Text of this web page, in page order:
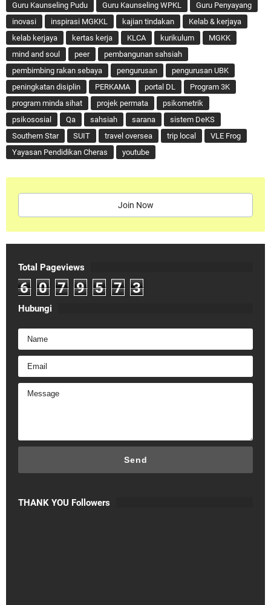
Guru Kaunseling Pudu
Guru Kaunseling WPKL
Guru Penyayang
inovasi
inspirasi MGKKL kajian tindakan
Kelab & kerjaya
kelab kerjaya
kertas kerja KLCA kurikulum
MGKK
mind and soul
peer
pembangunan sahsiah
pembimbing rakan sebaya
pengurusan
pengurusan UBK
peningkatan disiplin
PERKAMA portal DL
Program 3K
program minda sihat
projek permata
psikometrik
psikososial
Qa sahsiah sarana
sistem DeKS
Southern Star
SUIT travel oversea trip local
VLE Frog
Yayasan Pendidikan Cheras
youtube
Join Now
Total Pageviews
6 0 7 9 5 7 3
Hubungi
THANK YOU Followers